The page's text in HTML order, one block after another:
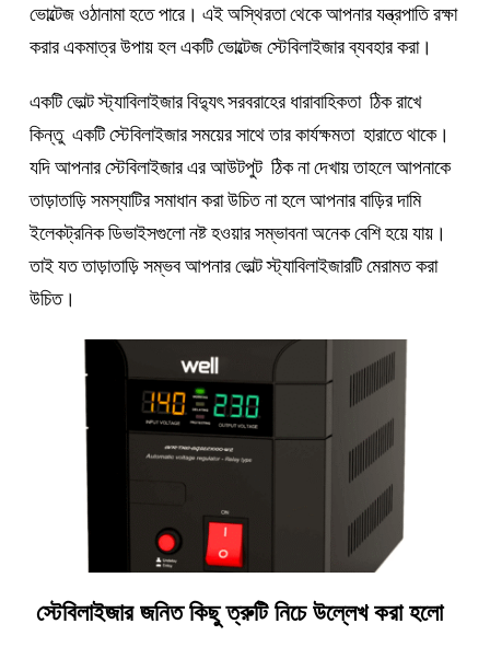
ভোল্টেজ ওঠানামা হতে পারে। এই অস্থিরতা থেকে আপনার যন্ত্রপাতি রক্ষা
করার একমাত্র উপায় হল একটি ভোল্টেজ স্টেবিলাইজার ব্যবহার করা।
একটি ভোল্ট স্ট্যাবিলাইজার বিদ্যুৎ সরবরাহের ধারাবাহিকতা  ঠিক রাখে
কিন্তু  একটি স্টেবিলাইজার সময়ের সাথে তার কার্যক্ষমতা  হারাতে থাকে।
যদি আপনার স্টেবিলাইজার এর আউটপুট  ঠিক না দেখায় তাহলে আপনাকে
তাড়াতাড়ি সমস্যাটির সমাধান করা উচিত না হলে আপনার বাড়ির দামি
ইলেকট্রনিক ডিভাইসগুলো নষ্ট হওয়ার সম্ভাবনা অনেক বেশি হয়ে যায়।
তাই যত তাড়াতাড়ি সম্ভব আপনার ভোল্ট স্ট্যাবিলাইজারটি মেরামত করা
উচিত।
স্টেবিলাইজার জনিত কিছু ত্রুটি নিচে উল্লেখ করা হলো